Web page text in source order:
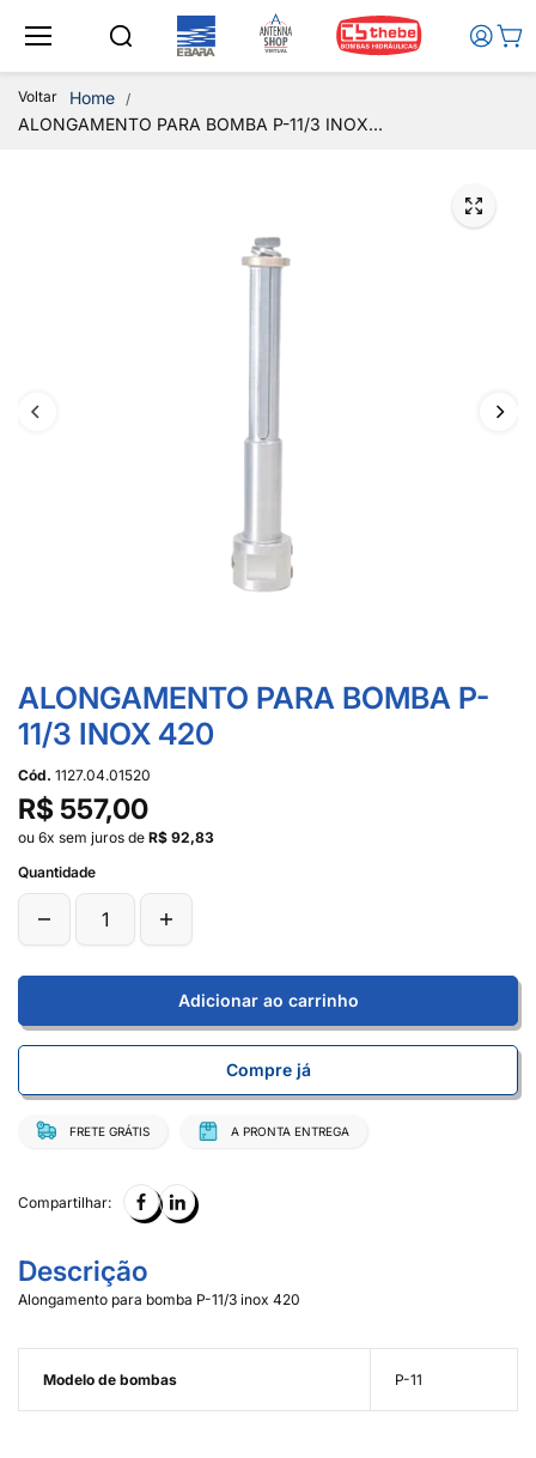
conteúd
Voltar
Home
ALONGAMENTO PARA BOMBA P-11/3 INOX...
ALONGAMENTO PARA BOMBA P-
11/3 INOX 420
Cód. 1127.04.01520
R$ 557,00
ou 6x sem juros de R$ 92,83
Quantidade
Adicionar ao carrinho
Compre já
FRETE GRÁTIS A PRONTA ENTREGA
Compartilhar:
Descrição
Alongamento para bomba P-11/3 inox 420
Modelo de bombas P-11